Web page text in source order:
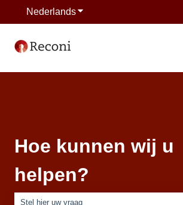
NederlandsSubmenu tonen voor
Hoe kunnen wij u
helpen?